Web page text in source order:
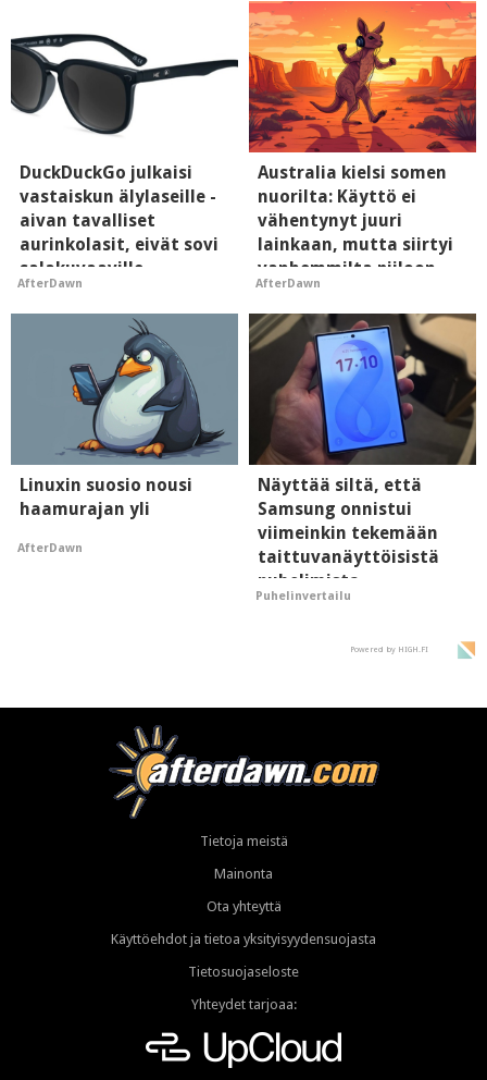
DuckDuckGo julkaisi
vastaiskun älylaseille -
aivan tavalliset
aurinkolasit, eivät sovi
salakuvaaville
hyypiöille
AfterDawn
Australia kielsi somen
nuorilta: Käyttö ei
vähentynyt juuri
lainkaan, mutta siirtyi
vanhemmilta piiloon
AfterDawn
Linuxin suosio nousi
haamurajan yli
AfterDawn
Näyttää siltä, että
Samsung onnistui
viimeinkin tekemään
taittuvanäyttöisistä
puhelimista
supersuosittuja
Puhelinvertailu
Powered by HIGH.FI
Tietoja meistä
Mainonta
Ota yhteyttä
Käyttöehdot ja tietoa yksityisyydensuojasta
Tietosuojaseloste
Yhteydet tarjoaa: